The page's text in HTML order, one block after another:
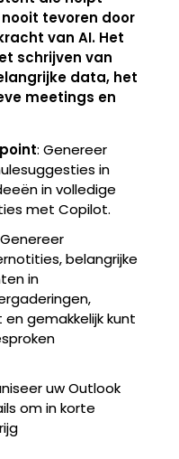
tevoren door
van AI. Het
schrijven van
data, het
meetings en
: Genereer
in
in volledige
met Copilot.
Genereer
belangrijke
in
gemakkelijk kunt
uw Outlook
om in korte